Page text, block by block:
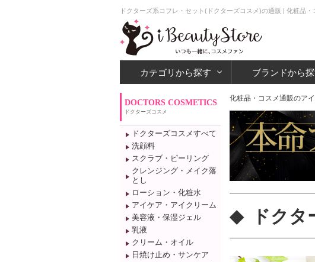
ドクターズ系コフレ・セット(ドクターズコスメ)の通販 | 化粧品
カテゴリから探す ブランドから
DOCTORS COSMETICS
ドクターズコスメ
ドクターズコスメすべて
洗顔料
スクラブ・ピーリング
クレンジング・メイク落
とし
ローション・化粧水
アイケア・アイクリーム
美容液・保湿ジェル
乳液
クリーム・オイル
日焼け止め・サンケア
化粧品・コスメ通販のア
ドク